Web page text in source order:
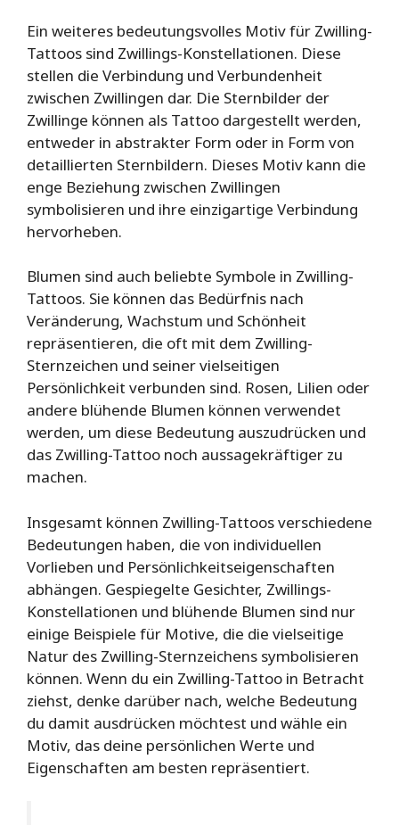
Ein weiteres bedeutungsvolles Motiv für Zwilling-
Tattoos sind Zwillings-Konstellationen. Diese
stellen die Verbindung und Verbundenheit
zwischen Zwillingen dar. Die Sternbilder der
Zwillinge können als Tattoo dargestellt werden,
entweder in abstrakter Form oder in Form von
detaillierten Sternbildern. Dieses Motiv kann die
enge Beziehung zwischen Zwillingen
symbolisieren und ihre einzigartige Verbindung
hervorheben.
Blumen sind auch beliebte Symbole in Zwilling-
Tattoos. Sie können das Bedürfnis nach
Veränderung, Wachstum und Schönheit
repräsentieren, die oft mit dem Zwilling-
Sternzeichen und seiner vielseitigen
Persönlichkeit verbunden sind. Rosen, Lilien oder
andere blühende Blumen können verwendet
werden, um diese Bedeutung auszudrücken und
das Zwilling-Tattoo noch aussagekräftiger zu
machen.
Insgesamt können Zwilling-Tattoos verschiedene
Bedeutungen haben, die von individuellen
Vorlieben und Persönlichkeitseigenschaften
abhängen. Gespiegelte Gesichter, Zwillings-
Konstellationen und blühende Blumen sind nur
einige Beispiele für Motive, die die vielseitige
Natur des Zwilling-Sternzeichens symbolisieren
können. Wenn du ein Zwilling-Tattoo in Betracht
ziehst, denke darüber nach, welche Bedeutung
du damit ausdrücken möchtest und wähle ein
Motiv, das deine persönlichen Werte und
Eigenschaften am besten repräsentiert.